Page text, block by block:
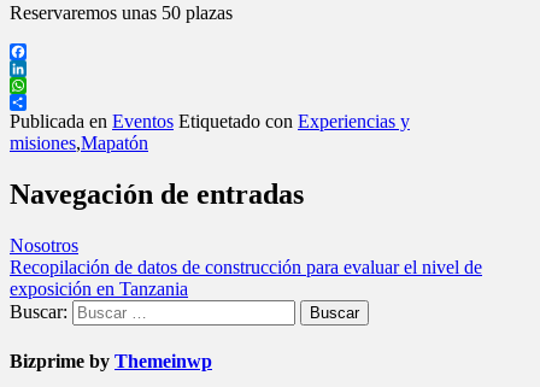
Reservaremos unas 50 plazas
Facebook
LinkedIn
WhatsApp
Compartir
Publicada en Eventos Etiquetado con Experiencias y
misiones,Mapatón
Navegación de entradas
Nosotros
Recopilación de datos de construcción para evaluar el nivel de
exposición en Tanzania
Buscar:
Bizprime by Themeinwp